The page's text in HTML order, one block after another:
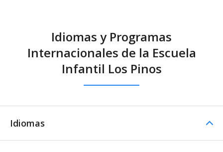
Idiomas y Programas
Internacionales de la Escuela
Infantil Los Pinos
Idiomas